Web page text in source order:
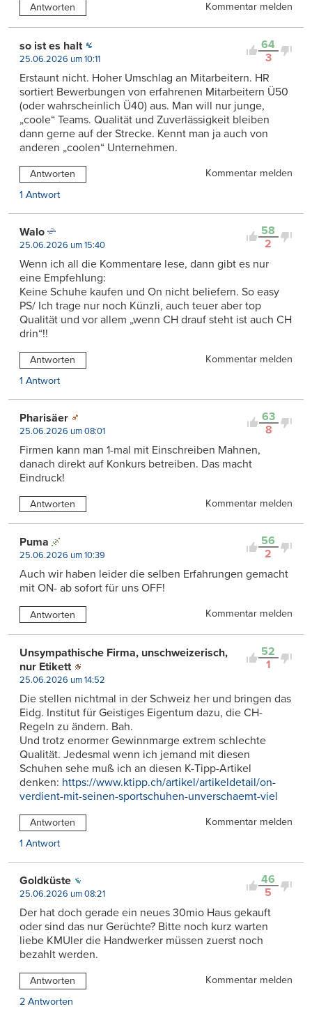
Antworten Kommentar melden
64
3
‍️so ist es halt
25.06.2026 um 10:11
Erstaunt nicht. Hoher Umschlag an Mitarbeitern. HR
sortiert Bewerbungen von erfahrenen Mitarbeitern Ü50
(oder wahrscheinlich Ü40) aus. Man will nur junge,
„coole“ Teams. Qualität und Zuverlässigkeit bleiben
dann gerne auf der Strecke. Kennt man ja auch von
anderen „coolen“ Unternehmen.
Antworten
Kommentar melden
1 Antwort
58
2
Walo
25.06.2026 um 15:40
Wenn ich all die Kommentare lese, dann gibt es nur
eine Empfehlung:
Keine Schuhe kaufen und On nicht beliefern. So easy
PS/ Ich trage nur noch Künzli, auch teuer aber top
Qualität und vor allem „wenn CH drauf steht ist auch CH
drin“!!
Antworten
Kommentar melden
1 Antwort
63
8
Pharisäer
25.06.2026 um 08:01
Firmen kann man 1-mal mit Einschreiben Mahnen,
danach direkt auf Konkurs betreiben. Das macht
Eindruck!
Antworten Kommentar melden
56
2
Puma
25.06.2026 um 10:39
Auch wir haben leider die selben Erfahrungen gemacht
mit ON- ab sofort für uns OFF!
Antworten Kommentar melden
52
1
Unsympathische Firma, unschweizerisch,
nur Etikett
25.06.2026 um 14:52
Die stellen nichtmal in der Schweiz her und bringen das
Eidg. Institut für Geistiges Eigentum dazu, die CH-
Regeln zu ändern. Bah.
Und trotz enormer Gewinnmarge extrem schlechte
Qualität. Jedesmal wenn ich jemand mit diesen
Schuhen sehe muß ich an diesen K-Tipp-Artikel
denken: https://www.ktipp.ch/artikel/artikeldetail/on-
verdient-mit-seinen-sportschuhen-unverschaemt-viel
Antworten
Kommentar melden
1 Antwort
46
5
Goldküste
25.06.2026 um 08:21
Der hat doch gerade ein neues 30mio Haus gekauft
oder sind das nur Gerüchte? Bitte noch kurz warten
liebe KMUler die Handwerker müssen zuerst noch
bezahlt werden.
Antworten
Kommentar melden
2 Antworten